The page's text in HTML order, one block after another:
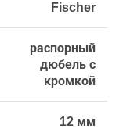
Fischer
распорный
дюбель с
кромкой
12 мм